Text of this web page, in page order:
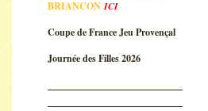
BRIANCONICI
Coupe de France Jeu Provençal
Journée des Filles 2026